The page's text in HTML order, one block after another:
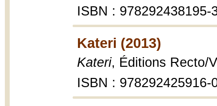
ISBN : 978292438195-
Kateri (2013)
Kateri, Éditions Recto/
ISBN : 978292425916-